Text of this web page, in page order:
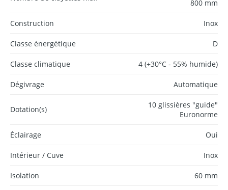
800 mm
Construction Inox
Classe énergétique D
Classe climatique 4 (+30°C - 55% humide)
Dégivrage Automatique
Dotation(s)
10 glissières "guide"
Euronorme
Éclairage Oui
Intérieur / Cuve Inox
Isolation 60 mm